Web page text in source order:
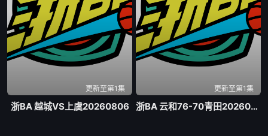
更新至第1集
浙BA 越城VS上虞20260806
更新至第1集
浙BA 云和76-70青田20260807